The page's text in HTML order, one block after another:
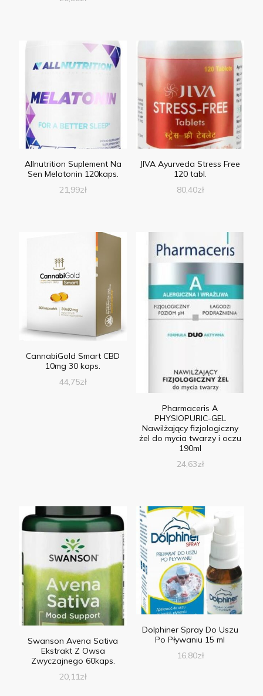
Allnutrition Suplement Na
Sen Melatonin 120kaps.
21,99zł
JIVA Ayurveda Stress Free
120 tabl.
80,40zł
CannabiGold Smart CBD
10mg 30 kaps.
44,75zł
Pharmaceris A
PHYSIOPURIC-GEL
Nawilżający fizjologiczny
żel do mycia twarzy i oczu
190ml
24,63zł
Swanson Avena Sativa
Ekstrakt Z Owsa
Zwyczajnego 60kaps.
20,11zł
Dolphiner Spray Do Uszu
Po Pływaniu 15 ml
16,80zł